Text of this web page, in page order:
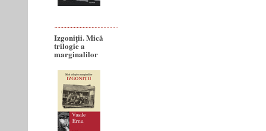
Izgoniții. Mică
trilogie a
marginalilor